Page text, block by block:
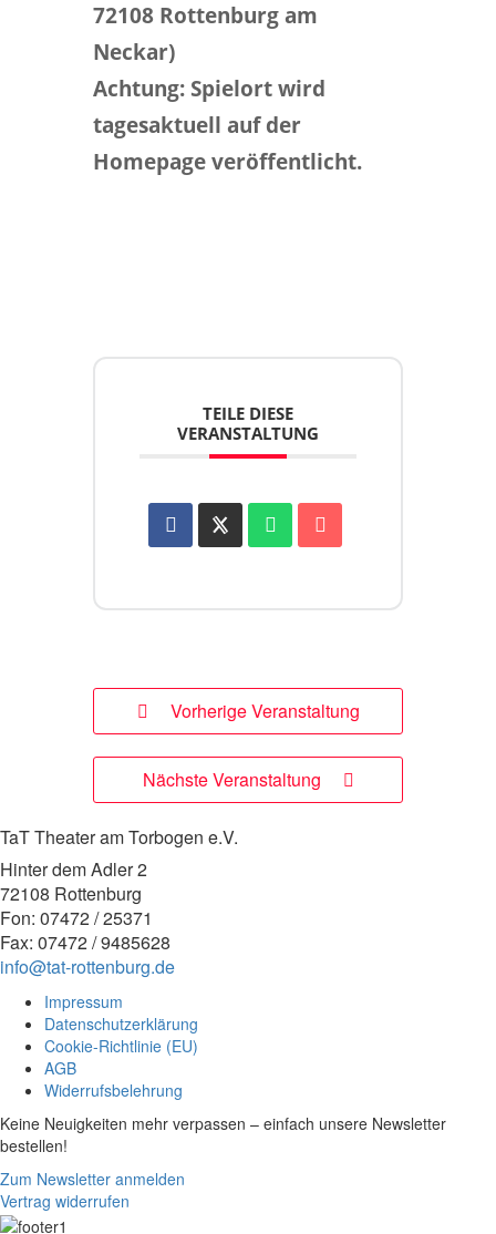
72108 Rottenburg am
Neckar)
Achtung: Spielort wird
tagesaktuell auf der
Homepage veröffentlicht.
TEILE DIESE
VERANSTALTUNG
Vorherige Veranstaltung
Nächste Veranstaltung
TaT Theater am Torbogen e.V.
Hinter dem Adler 2
72108 Rottenburg
Fon: 07472 / 25371
Fax: 07472 / 9485628
info@tat-rottenburg.de
Impressum
Datenschutzerklärung
Cookie-Richtlinie (EU)
AGB
Widerrufsbelehrung
Keine Neuigkeiten mehr verpassen – einfach unsere Newsletter
bestellen!
Zum Newsletter anmelden
Vertrag widerrufen